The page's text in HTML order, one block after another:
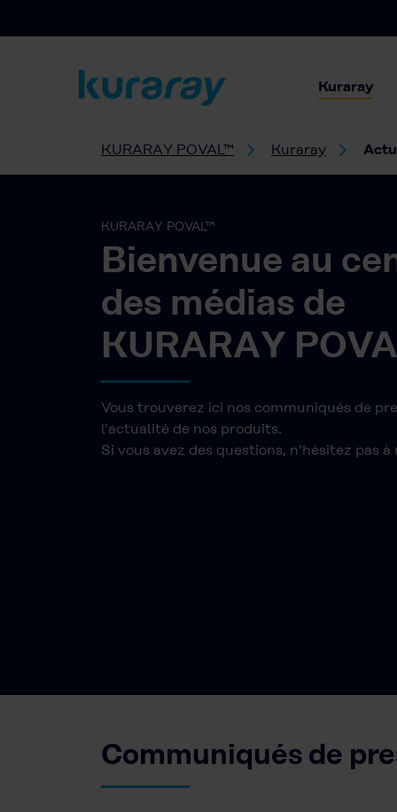
Kuraray
KURARAY POVAL™ Kuraray
KURARAY POVAL™
Bienvenue au
des médias de
KURARAY
Vous trouverez ici nos communiqués de
l'actualité de nos produits.
Si vous avez des questions, n'hésitez pas
Communiqués de